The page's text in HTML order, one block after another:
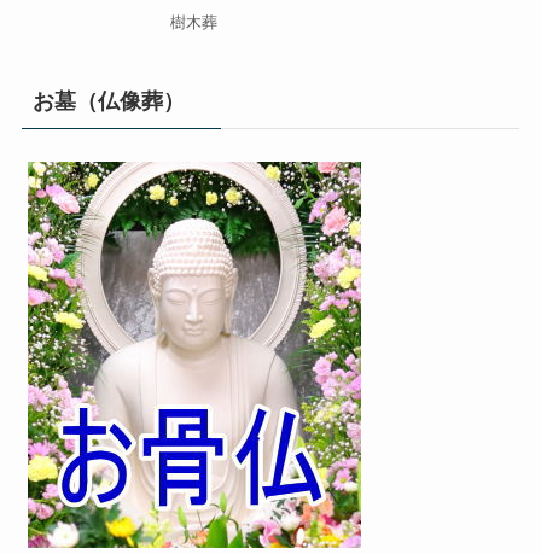
樹木葬
お墓（仏像葬）